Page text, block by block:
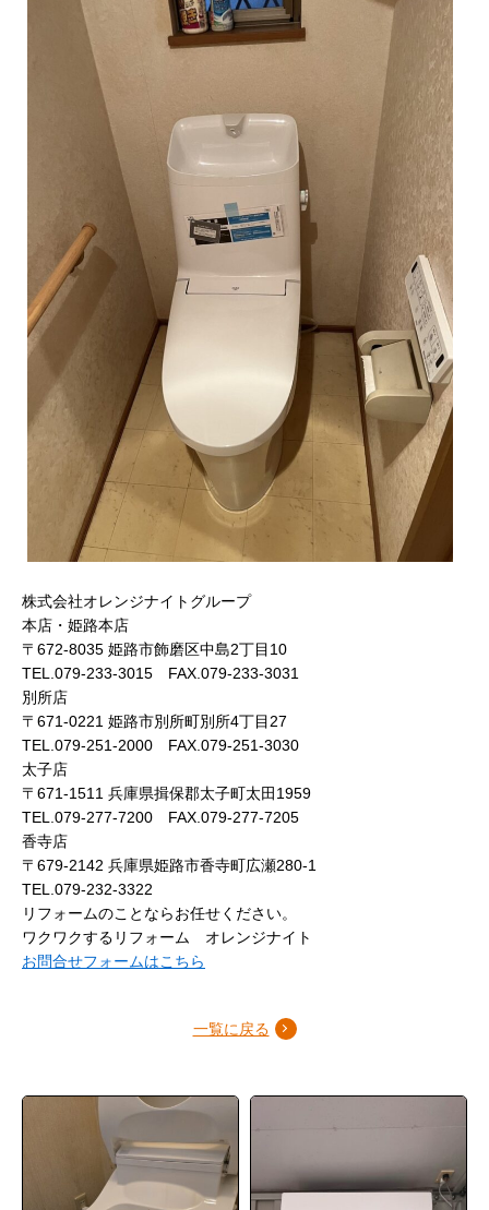
株式会社オレンジナイトグループ
本店・姫路本店
〒672-8035 姫路市飾磨区中島2丁目10
TEL.079-233-3015 FAX.079-233-3031
別所店
〒671-0221 姫路市別所町別所4丁目27
TEL.079-251-2000 FAX.079-251-3030
太子店
〒671-1511 兵庫県揖保郡太子町太田1959
TEL.079-277-7200 FAX.079-277-7205
香寺店
〒679-2142 兵庫県姫路市香寺町広瀬280-1
TEL.079-232-3322
リフォームのことならお任せください。
ワクワクするリフォーム オレンジナイト
お問合せフォームはこちら
一覧に戻る